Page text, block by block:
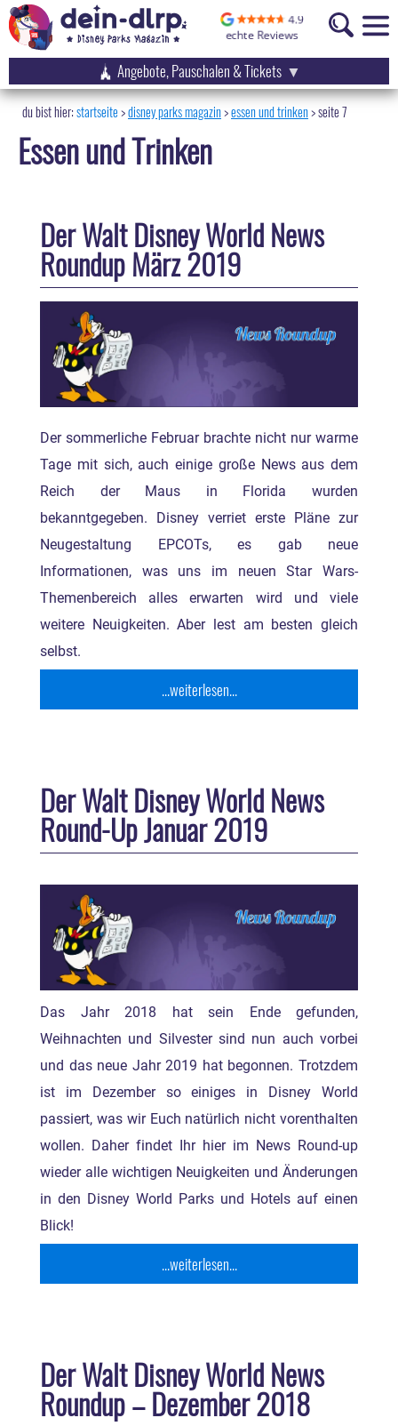
Angebote, Pauschalen & Tickets
startseite disney parks magazin>essen und trinken>seite 7
Essen und Trinken
Der Walt Disney World News
Roundup März 2019
Der sommerliche Februar brachte nicht nur warme
Tage mit sich, auch einige große News aus dem
Reich der Maus in Florida wurden
bekanntgegeben. Disney verriet erste Pläne zur
Neugestaltung EPCOTs, es gab neue
Informationen, was uns im neuen Star Wars-
Themenbereich alles erwarten wird und viele
weitere Neuigkeiten. Aber lest am besten gleich
selbst.
...weiterlesen...
Der Walt Disney World News
Round-Up Januar 2019
Das Jahr 2018 hat sein Ende gefunden,
Weihnachten und Silvester sind nun auch vorbei
und das neue Jahr 2019 hat begonnen. Trotzdem
ist im Dezember so einiges in Disney World
passiert, was wir Euch natürlich nicht vorenthalten
wollen. Daher findet Ihr hier im News Round-up
wieder alle wichtigen Neuigkeiten und Änderungen
in den Disney World Parks und Hotels auf einen
Blick!
...weiterlesen...
Der Walt Disney World News
Roundup – Dezember 2018